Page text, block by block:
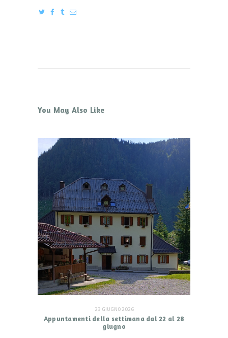
You May Also Like
23 GIUGNO 2026
Appuntamenti della settimana dal 22 al 28
giugno